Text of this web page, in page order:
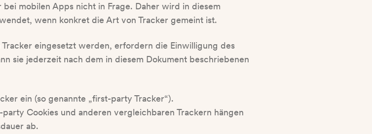
mobilen Apps nicht in Frage. Daher wird in diesem
wenn konkret die Art von Tracker gemeint ist.
eingesetzt werden, erfordern die Einwilligung des
sie jederzeit nach dem in diesem Dokument beschriebenen
ein (so genannte „first-party Tracker“).
Cookies und anderen vergleichbaren Trackern hängen
ab.